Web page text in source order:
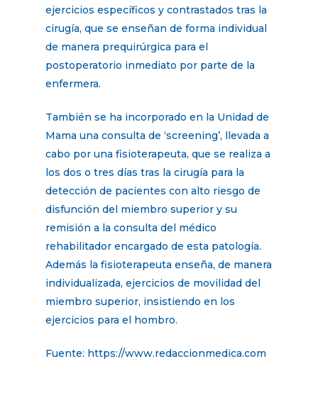
ejercicios específicos y contrastados tras la
cirugía, que se enseñan de forma individual
de manera prequirúrgica para el
postoperatorio inmediato por parte de la
enfermera.
También se ha incorporado en la Unidad de
Mama una consulta de ‘screening’, llevada a
cabo por una fisioterapeuta, que se realiza a
los dos o tres días tras la cirugía para la
detección de pacientes con alto riesgo de
disfunción del miembro superior y su
remisión a la consulta del médico
rehabilitador encargado de esta patología.
Además la fisioterapeuta enseña, de manera
individualizada, ejercicios de movilidad del
miembro superior, insistiendo en los
ejercicios para el hombro.
Fuente: https://www.redaccionmedica.com